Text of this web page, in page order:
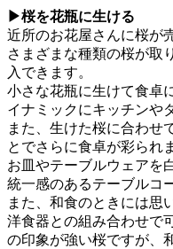
▶桜を花瓶に生ける
近所のお花屋さんに桜が
さまざまな種類の桜が取
入できます。
小さな花瓶に生けて食卓
イナミックにキッチンや
また、生けた桜に合わせ
とでさらに食卓が彩られ
お皿やテーブルウェアを
統一感のあるテーブルコ
また、和食のときには思
洋食器との組み合わせで
の印象が強い桜ですが、